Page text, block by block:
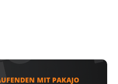
MIT PAKAJO